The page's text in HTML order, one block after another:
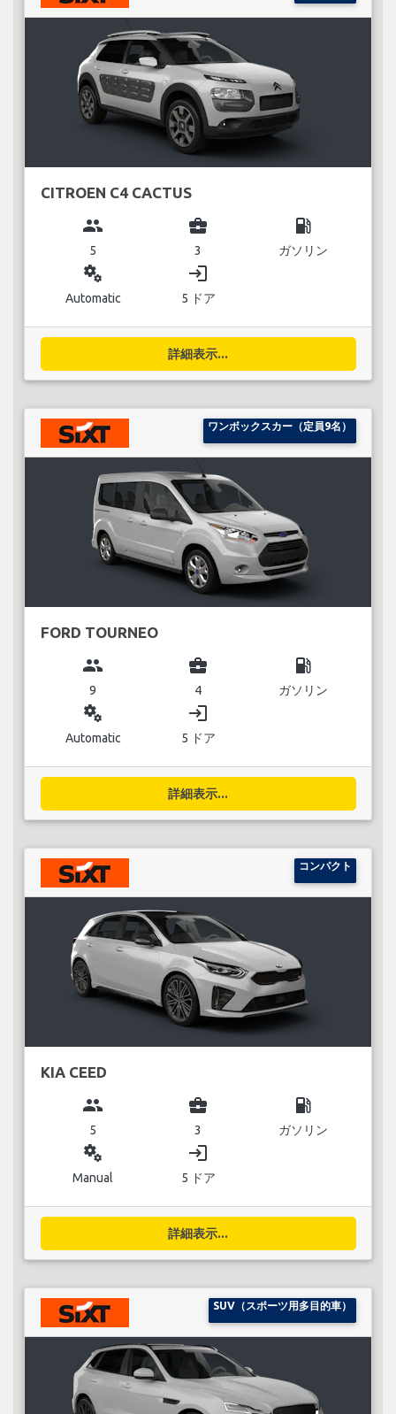
CITROEN C4 CACTUS
group
5
business_center
3
local_gas_station
ガソリン
miscellaneous_services
Automatic
login
5 ドア
詳細表示...
ワンボックスカー（定員9名）
FORD TOURNEO
group
9
business_center
4
local_gas_station
ガソリン
miscellaneous_services
Automatic
login
5 ドア
詳細表示...
コンパクト
KIA CEED
group
5
business_center
3
local_gas_station
ガソリン
miscellaneous_services
Manual
login
5 ドア
詳細表示...
SUV（スポーツ用多目的車）